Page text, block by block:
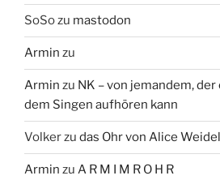
SoSozu mastodon
Armin zu
Armin zu NK – von jemandem,
dem Singen aufhören kann
Volkerzu das Ohr von Alice Weidel
Armin zu A R M I M R O H R